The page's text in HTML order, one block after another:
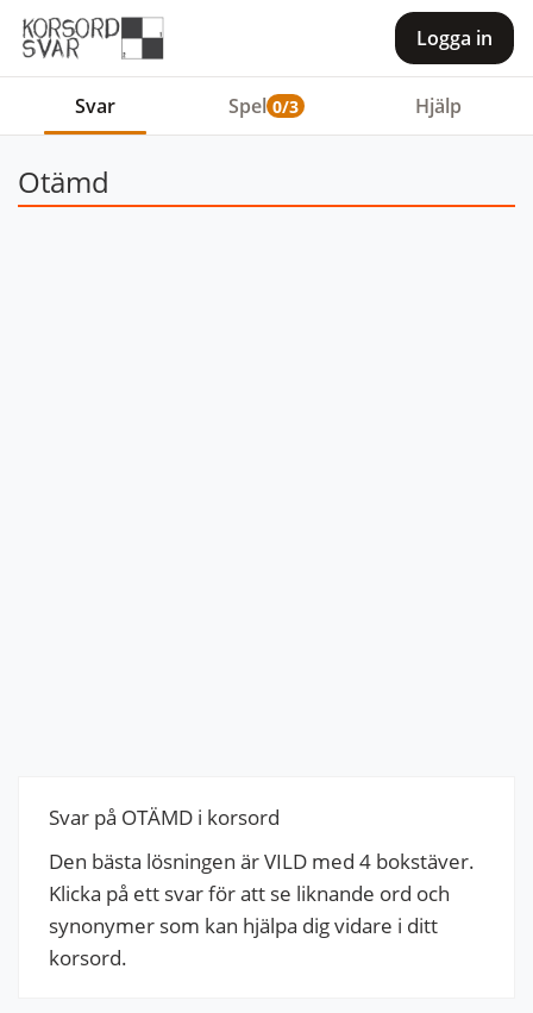
Logga in
Svar Spel 0/3 Hjälp
Otämd
Svar på OTÄMD i korsord
Den bästa lösningen är VILD med 4 bokstäver.
Klicka på ett svar för att se liknande ord och
synonymer som kan hjälpa dig vidare i ditt
korsord.